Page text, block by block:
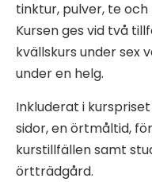
tinktur, pulver, te
Kursen ges vid två
kvällskurs under sex
under en helg.
Inkluderat i
sidor, en örtmåltid,
kurstillfällen samt
örtträdgård.